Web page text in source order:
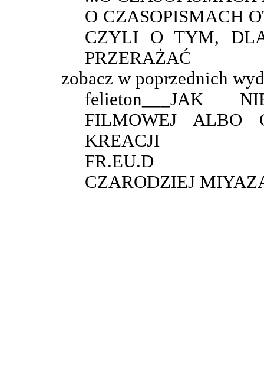
O CZASOPISMACH
CZYLI O TYM,
PRZERAŻAĆ
zobacz w poprzednich
felieton___JAK
FILMOWEJ ALBO
KREACJI
FR.EU.D
CZARODZIEJ